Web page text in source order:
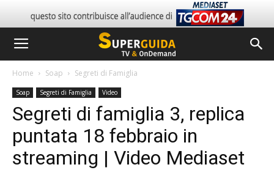
Home Soap Segreti di Famiglia
Soap Segreti di Famiglia Video
Segreti di famiglia 3, replica
puntata 18 febbraio in
streaming | Video Mediaset